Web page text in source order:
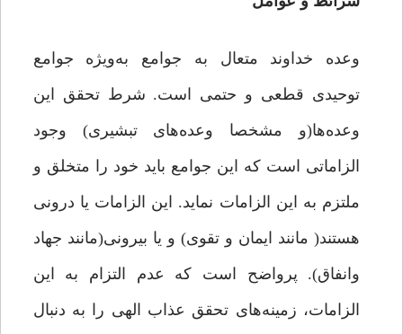
وعده خداوند متعال به جوامع به‌ویژه جوامع
توحیدی قطعی و حتمی است. شرط تحقق این
وعده‌ها(و مشخصا وعده‌های تبشیری) وجود
الزاماتی است که این جوامع باید خود را متخلق و
ملتزم به این الزامات نماید. این الزامات یا درونی
هستند( مانند ایمان و تقوی) و یا بیرونی(مانند جهاد
وانفاق). پرواضح است که عدم التزام به این
الزامات، زمینه‌های تحقق عذاب الهی را به دنبال